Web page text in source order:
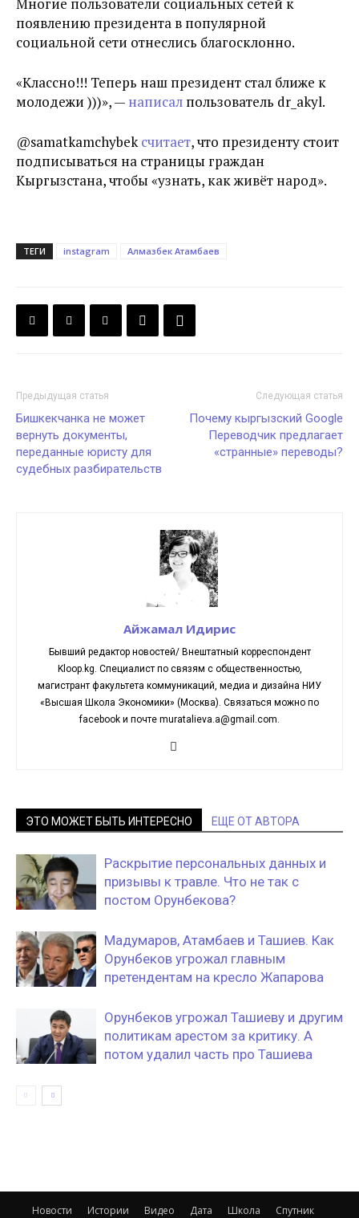
появлению президента в популярной
социальной сети отнеслись благосклонно.
«Классно!!! Теперь наш президент стал ближе к
молодежи )))», — написал пользователь dr_akyl.
@samatkamchybekсчитает, что президенту стоит
подписываться на страницы граждан
Кыргызстана, чтобы «узнать, как живёт народ».
ТЕГИ instagram Алмазбек Атамбаев
Предыдущая статья
Бишкекчанка не может
вернуть документы,
переданные юристу для
судебных разбирательств
Следующая статья
Почему кыргызский Google
Переводчик предлагает
«странные» переводы?
Айжамал Идирис
Бывший редактор новостей/ Внештатный корреспондент
Kloop.kg. Cпециалист по связям с общественностью,
магистрант факультета коммуникаций, медиа и дизайна НИУ
«Высшая Школа Экономики» (Москва). Связаться можно по
facebook и почте muratalieva.a@gmail.com.
ЭТО МОЖЕТ БЫТЬ ИНТЕРЕСНО ЕЩЕ ОТ АВТОРА
Раскрытие персональных данных и
призывы к травле. Что не так с
постом Орунбекова?
Мадумаров, Атамбаев и Ташиев. Как
Орунбеков угрожал главным
претендентам на кресло Жапарова
Орунбеков угрожал Ташиеву и другим
политикам арестом за критику. А
потом удалил часть про Ташиева
Новости Истории Видео Дата Школа Спутник